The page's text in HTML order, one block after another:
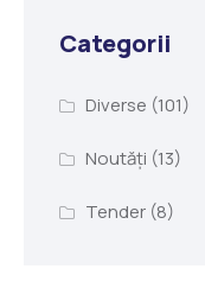
Categorii
Diverse (101)
Noutăți (13)
Tender(8)